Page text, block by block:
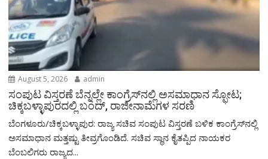
August 5, 2026 admin
ಸಂಪುಟ ವಿಸ್ತರಣೆ ಬೆನ್ನಲ್ಲೇ ಕಾಂಗ್ರೆಸ್‌ನಲ್ಲಿ ಅಸಮಾಧಾನ ಸ್ಫೋಟ;
ಚಿಕ್ಕಬಳ್ಳಾಪುರದಲ್ಲಿ ಬಂದ್, ರಾಜೀನಾಮೆಗಳ ಸರಣಿ
ಬೆಂಗಳೂರು/ಚಿಕ್ಕಬಳ್ಳಾಪುರ: ರಾಜ್ಯ ಸಚಿವ ಸಂಪುಟ ವಿಸ್ತರಣೆ ಬಳಿಕ ಕಾಂಗ್ರೆಸ್‌ನಲ್ಲಿ
ಅಸಮಾಧಾನ ಮತ್ತಷ್ಟು ತೀವ್ರಗೊಂಡಿದೆ. ಸಚಿವ ಸ್ಥಾನ ಕೈತಪ್ಪಿದ ನಾಯಕರ
ಬೆಂಬಲಿಗರು ರಾಜ್ಯದ...